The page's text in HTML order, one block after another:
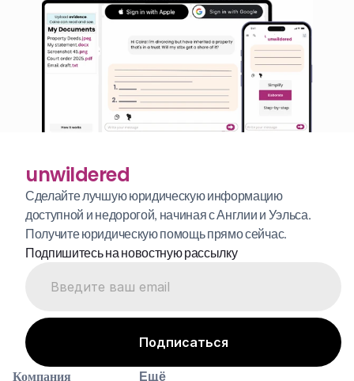
unwildered
Сделайте лучшую юридическую информацию
доступной и недорогой, начиная с Англии и Уэльса.
Получите юридическую помощь прямо сейчас.
Подпишитесь на новостную рассылку
Компания Ещё